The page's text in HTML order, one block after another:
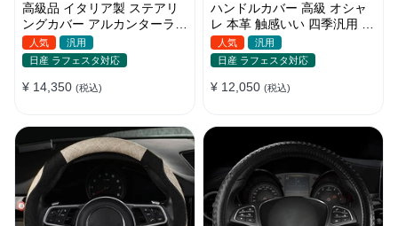
高級品 イタリア製 ステアリ
ングカバー アルカンターラ
滑り止め ハンドルカバー
35~40CM
人気
汎用
日産 ラフェスタ対応
¥ 14,350 (税込)
ハンドルカバー 高級 オシャ
レ 本革 触感いい 四季汎用 ス
テアリングカバー 38CM
人気
汎用
日産 ラフェスタ対応
¥ 12,050 (税込)